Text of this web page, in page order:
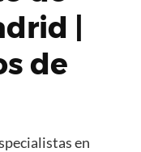
|
de
en